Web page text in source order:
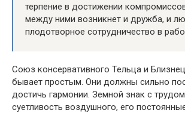
терпение в достижении
между ними возникнет и дружба, и
плодотворное сотрудничество в
Союз консервативного Тельца и
бывает простым. Они должны сильно
достичь гармонии. Земной знак с
суетливость воздушного, его